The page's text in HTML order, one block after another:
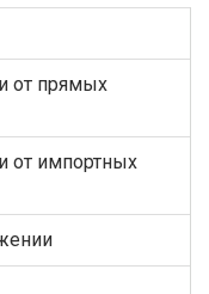
от прямых
от импортных